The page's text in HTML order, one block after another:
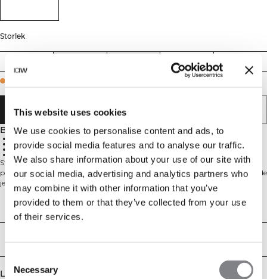
This website uses cookies
We use cookies to personalise content and ads, to
provide social media features and to analyse our traffic.
We also share information about your use of our site with
our social media, advertising and analytics partners who
may combine it with other information that you’ve
provided to them or that they’ve collected from your use
of their services.
Consent
Selection
Necessary
Storlek
XL
LÄGG I VARUKORGEN
Beskrivning
56% bomull, 39% elastan, 5% polyester
Fuktavledande jersey
Normal passform
Dragsnöre i midjan
Stride Sweat Pants är träningsbyxan för dig som vill ha en lättare känsla och
pålitlig komfort när intensiteten ökar. Materialet är en tunnare, fuktavledande
jersey som håller dig torr och rörlig genom hela passet. Stride är särskilt
designad för träning och modellen har en uppdaterad passform jämfört med
tidigare Stride-modeller – en modern, regular silhuett som följer dina rörelser.
Elastisk midja med dragsnöre ger en justerbar passform och öppna sidofickor
adderar praktisk funktion i vardagen. 56% Bomull, 39% Elastan, 5% Polyester.
Tekniska aspekter
Leverans & returer
Liknande produkter